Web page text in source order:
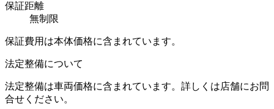
保証距離
無制限
保証費用は本体価格に含まれています。
法定整備について
法定整備は車両価格に含まれています。詳しくは店舗にお問
合せください。